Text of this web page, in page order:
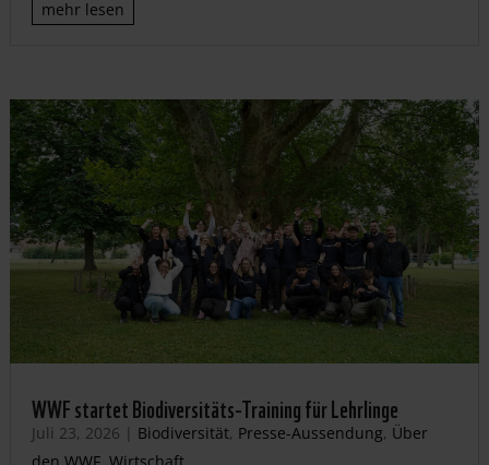
mehr lesen
WWF startet Biodiversitäts-Training für Lehrlinge
Juli 23, 2026 | Biodiversität, Presse-Aussendung, Über